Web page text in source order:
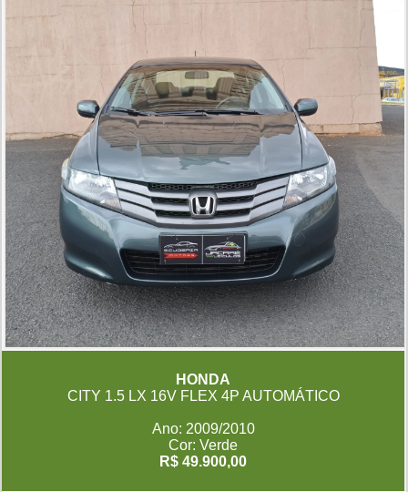
HONDA
CITY 1.5 LX 16V FLEX 4P AUTOMÁTICO
Ano: 2009/2010
Cor: Verde
R$ 49.900,00